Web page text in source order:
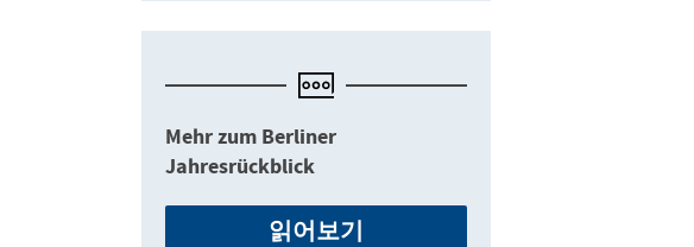
Mehr zum Berliner
Jahresrückblick
읽어보기